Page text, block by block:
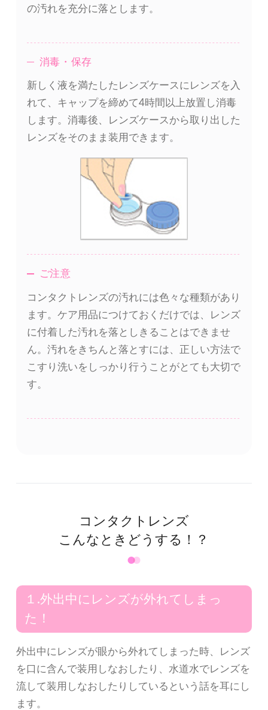
の汚れを充分に落とします。
消毒・保存
新しく液を満たしたレンズケースにレンズを入
れて、キャップを締めて4時間以上放置し消毒
します。消毒後、レンズケースから取り出した
レンズをそのまま装用できます。
ご注意
コンタクトレンズの汚れには色々な種類があり
ます。ケア用品につけておくだけでは、レンズ
に付着した汚れを落としきることはできませ
ん。汚れをきちんと落とすには、正しい方法で
こすり洗いをしっかり行うことがとても大切で
す。
コンタクトレンズ
こんなときどうする！？
１.外出中にレンズが外れてしまっ
た！
外出中にレンズが眼から外れてしまった時、レンズ
を口に含んで装用しなおしたり、水道水でレンズを
流して装用しなおしたりしているという話を耳にし
ます。